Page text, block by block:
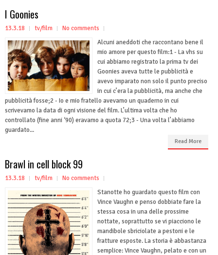
I Goonies
13.3.18 tv/film
No comments
Alcuni aneddoti che raccontano bene il
mio amore per questo film:1 - La vhs su
cui abbiamo registrato la prima tv dei
Goonies aveva tutte le pubblicità e
avevo imparato non solo il punto preciso
in cui c’era la pubblicità, ma anche che
pubblicità fosse;2 - Io e mio fratello avevamo un quaderno in cui
scrivevamo la data di ogni visione del film. L’ultima volta che ho
controllato (fine anni ‘90) eravamo a quota 72;3 - Una volta l’abbiamo
guardato...
Read More
Brawl in cell block 99
13.3.18 tv/film
No comments
Stanotte ho guardato questo film con
Vince Vaughn e penso dobbiate fare la
stessa cosa in una delle prossime
nottate, soprattutto se vi piacciono le
mandibole sbriciolate a pestoni e le
fratture esposte. La storia è abbastanza
semplice: Vince Vaughn, pelato e con un